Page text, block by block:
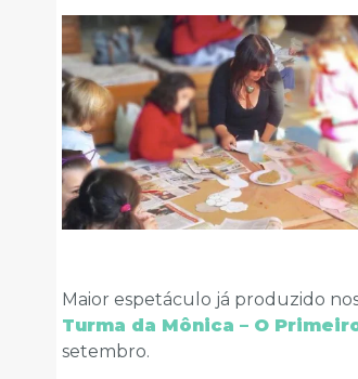
Maior espetáculo já produzido
Turma da Mônica – O
setembro.